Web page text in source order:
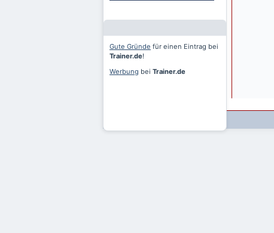
Gute Gründe für einen Eintrag bei
Trainer.de!
Werbung bei Trainer.de